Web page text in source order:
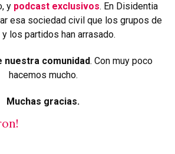
y podcast exclusivos. En Disidentia
esa sociedad civil que los grupos de
los partidos han arrasado.
nuestra comunidad. Con muy poco
hacemos mucho.
Muchas gracias.